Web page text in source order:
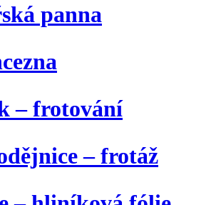
panna
– frotování
– frotáž